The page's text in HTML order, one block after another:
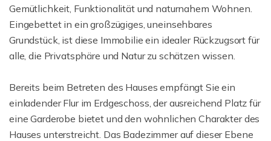
Gemütlichkeit, Funktionalität und naturnahem Wohnen.
Eingebettet in ein großzügiges, uneinsehbares
Grundstück, ist diese Immobilie ein idealer Rückzugsort für
alle, die Privatsphäre und Natur zu schätzen wissen.
Bereits beim Betreten des Hauses empfängt Sie ein
einladender Flur im Erdgeschoss, der ausreichend Platz für
eine Garderobe bietet und den wohnlichen Charakter des
Hauses unterstreicht. Das Badezimmer auf dieser Ebene